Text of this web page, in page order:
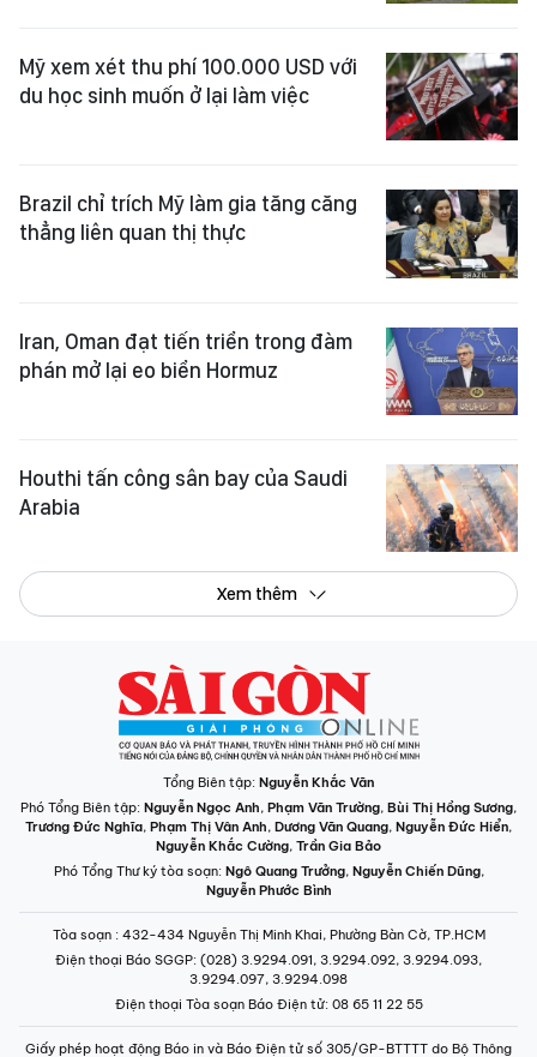
Mỹ xem xét thu phí 100.000 USD với
du học sinh muốn ở lại làm việc
Brazil chỉ trích Mỹ làm gia tăng căng
thẳng liên quan thị thực
Iran, Oman đạt tiến triển trong đàm
phán mở lại eo biển Hormuz
Houthi tấn công sân bay của Saudi
Arabia
Xem thêm
Tổng Biên tập: Nguyễn Khắc Văn
Phó Tổng Biên tập: Nguyễn Ngọc Anh, Phạm Văn Trường, Bùi Thị Hồng Sương,
Trương Đức Nghĩa, Phạm Thị Vân Anh, Dương Văn Quang, Nguyễn Đức Hiển,
Nguyễn Khắc Cường, Trần Gia Bảo
Phó Tổng Thư ký tòa soạn: Ngô Quang Trưởng, Nguyễn Chiến Dũng,
Nguyễn Phước Bình
Tòa soạn : 432-434 Nguyễn Thị Minh Khai, Phường Bàn Cờ, TP.HCM
Điện thoại Báo SGGP: (028) 3.9294.091, 3.9294.092, 3.9294.093,
3.9294.097, 3.9294.098
Điện thoại Tòa soạn Báo Điện tử: 08 65 11 22 55
Giấy phép hoạt động Báo in và Báo Điện tử số 305/GP-BTTTT do Bộ Thông